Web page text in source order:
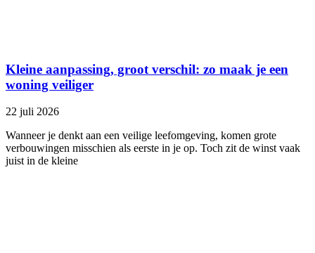
Kleine aanpassing, groot verschil: zo maak je een
woning veiliger
22 juli 2026
Wanneer je denkt aan een veilige leefomgeving, komen grote
verbouwingen misschien als eerste in je op. Toch zit de winst vaak
juist in de kleine